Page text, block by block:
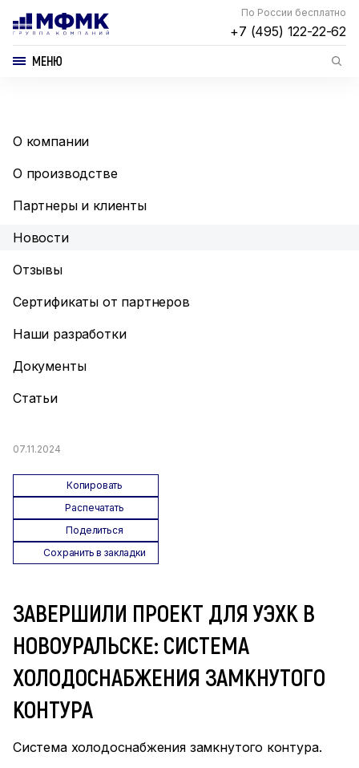
По России бесплатно
+7 (495) 122-22-62
МЕНЮ
О компании
О производстве
Партнеры и клиенты
Новости
Отзывы
Сертификаты от партнеров
Наши разработки
Документы
Статьи
07.11.2024
Копировать
Распечатать
Поделиться
Сохранить в закладки
ЗАВЕРШИЛИ ПРОЕКТ ДЛЯ УЭХК В
НОВОУРАЛЬСКЕ: СИСТЕМА
ХОЛОДОСНАБЖЕНИЯ ЗАМКНУТОГО
КОНТУРА
Система холодоснабжения замкнутого контура.